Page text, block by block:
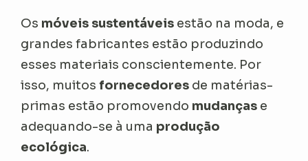
Os móveis sustentáveis estão na moda, e
grandes fabricantes estão produzindo
esses materiais conscientemente. Por
isso, muitos fornecedores de matérias-
primas estão promovendo mudanças e
adequando-se à uma produção
ecológica.